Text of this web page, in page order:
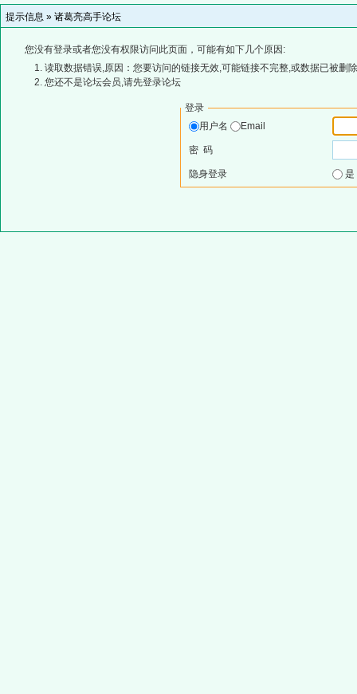
提示信息 » 诸葛亮高手论坛
您没有登录或者您没有权限访问此页面，可能有如下几个原因:
读取数据错误,原因：您要访问的链接无效,可能链接不完整,或数据已被删
您还不是论坛会员,请先登录论坛
登录
用户名
Email
密 码
隐身登录